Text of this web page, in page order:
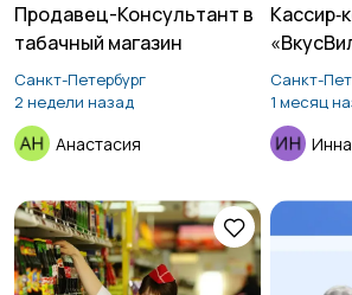
Продавец-Консультант в
табачный магазин
Санкт-Петербург
2 недели назад
Анастасия
Санкт-
1 месяц
Инна